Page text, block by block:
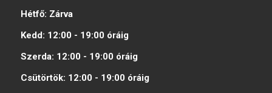
Hétfő: Zárva
Kedd: 12:00 - 19:00 óráig
Szerda: 12:00 - 19:00 óráig
Csütörtök: 12:00 - 19:00 óráig